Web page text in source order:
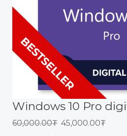
Windows 10 Pro
60,000.00₮ 45,000.00₮